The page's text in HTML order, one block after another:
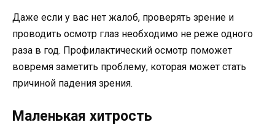
Даже если у вас нет жалоб, проверять зрение и
проводить осмотр глаз необходимо не реже одного
раза в год. Профилактический осмотр поможет
вовремя заметить проблему, которая может стать
причиной падения зрения.
Маленькая хитрость